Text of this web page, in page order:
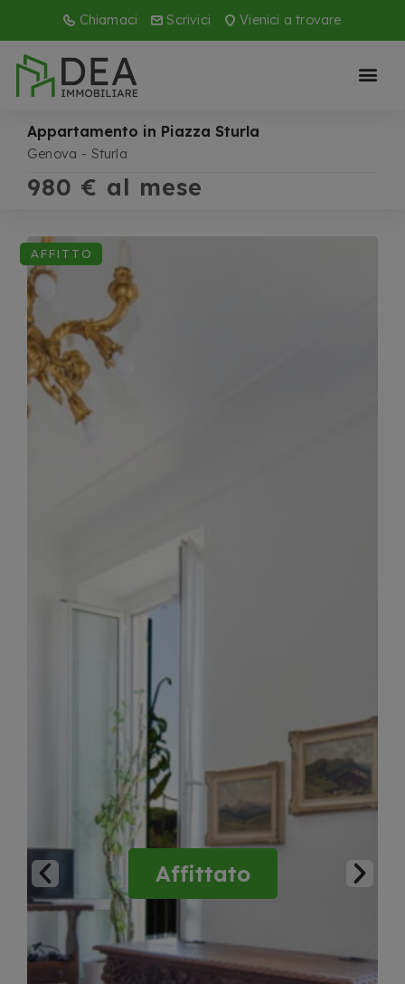
Chiamaci Scrivici Vienici a trovare
Appartamento in Piazza Sturla
Genova Sturla
980 € al mese
Affittato
AFFITTO